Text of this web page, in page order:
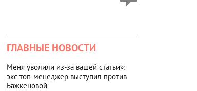
ГЛАВНЫЕ НОВОСТИ
Меня уволили из-за вашей статьи»:
экс-топ-менеджер выступил против
Бажкеновой